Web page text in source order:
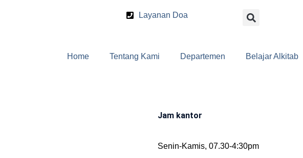
Layanan Doa
Home Tentang Kami Departemen Belajar Alkitab
Jam kantor
Senin-Kamis, 07.30-4:30pm